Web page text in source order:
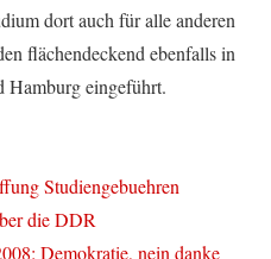
dort auch für alle anderen
flächendeckend ebenfalls in
Hamburg eingeführt.
Studiengebuehren
die DDR
Demokratie, nein danke